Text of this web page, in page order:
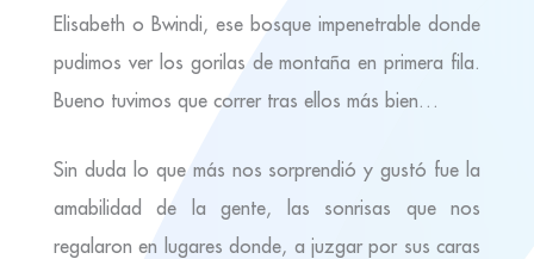
Elisabeth o Bwindi, ese bosque impenetrable donde
pudimos ver los gorilas de montaña en primera fila.
Bueno tuvimos que correr tras ellos más bien…
Sin duda lo que más nos sorprendió y gustó fue la
amabilidad de la gente, las sonrisas que nos
regalaron en lugares donde, a juzgar por sus caras